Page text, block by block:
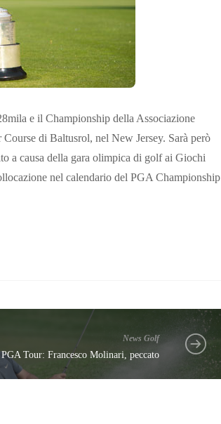
e il Championship della Associazione
di Baltusrol, nel New Jersey. Sarà però
a causa della gara olimpica di golf ai Giochi
nel calendario del PGA
News Golf
PGA Tour: Francesco Molinari, peccato